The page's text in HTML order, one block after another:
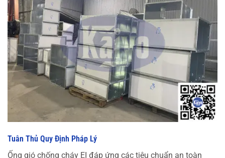
Tuân Thủ Quy Định Pháp Lý
Ống gió chống cháy EI đáp ứng các tiêu chuẩn an toàn